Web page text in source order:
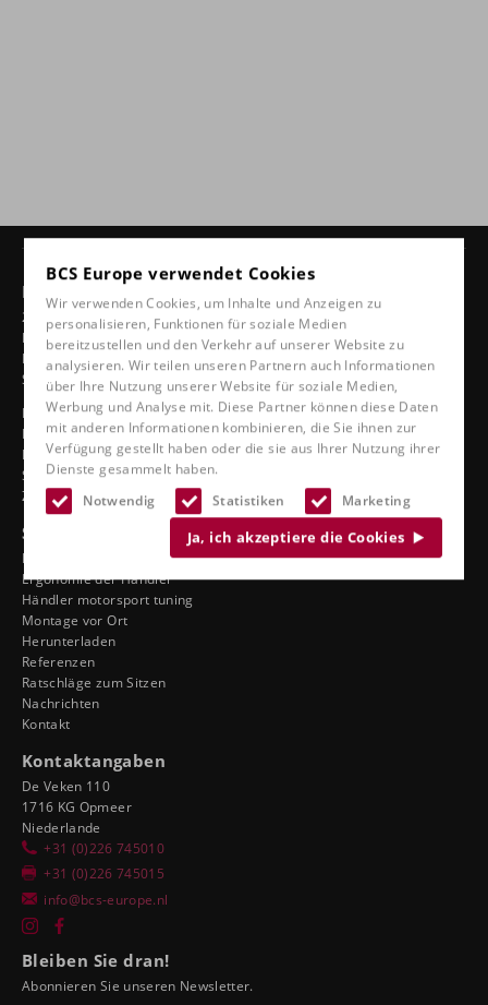
BCS Europe verwendet Cookies
Wir verwenden Cookies, um Inhalte und Anzeigen zu
personalisieren, Funktionen für soziale Medien
bereitzustellen und den Verkehr auf unserer Website zu
analysieren. Wir teilen unseren Partnern auch Informationen
über Ihre Nutzung unserer Website für soziale Medien,
Werbung und Analyse mit. Diese Partner können diese Daten
mit anderen Informationen kombinieren, die Sie ihnen zur
Verfügung gestellt haben oder die sie aus Ihrer Nutzung ihrer
Dienste gesammelt haben.
Notwendig
Statistiken Marketing
Ja, ich akzeptiere die Cookies
Produkte
24-Stunden-Stühle
Drehbare Stühle
Ergonomische Autositze
Sportsitze
Klassische Linie
Bootssitze
Lkw-Sitze
Sitze im Stadion
Zubehör
Siehe auch
Dienst
Ergonomie der Händler
Händler motorsport tuning
Montage vor Ort
Herunterladen
Referenzen
Ratschläge zum Sitzen
Nachrichten
Kontakt
Kontaktangaben
De Veken 110
1716 KG Opmeer
Niederlande
+31 (0)226 745010
+31 (0)226 745015
info@bcs-europe.nl
Bleiben Sie dran!
Abonnieren Sie unseren Newsletter.